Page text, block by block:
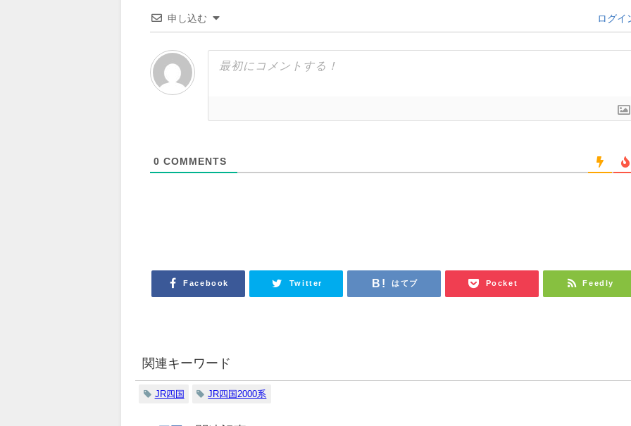
申し込む ログイ
0 COMMENTS
Facebook Twitter はてブ Pocket Feedly
関連キーワード
JR四国 JR四国2000系